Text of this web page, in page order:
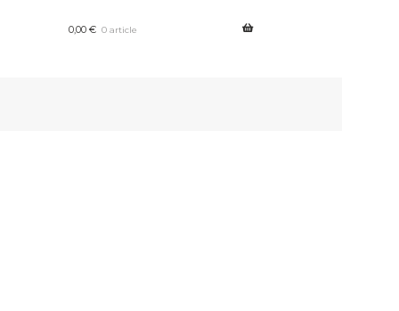
0,00 € 0 article